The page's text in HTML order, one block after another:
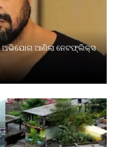
ଅଭିଯୋଗ ଆଣିଲା ନେଟଫ୍ଲିକ୍ସ